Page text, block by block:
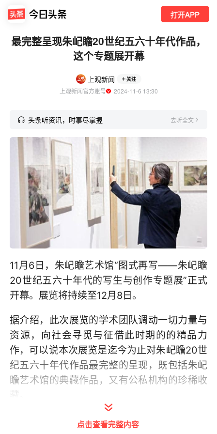
打开APP
最完整呈现朱屺瞻20世纪五六十年代作品，
这个专题展开幕
上观新闻 关注
上观新闻官方账号
  2024-11-6 13:30
头条听资讯，时事尽掌握 去听全文
11月6日，朱屺瞻艺术馆“图式再写——朱屺瞻
20世纪五六十年代的写生与创作专题展”正式
开幕。展览将持续至12月8日。
据介绍，此次展览的学术团队调动一切力量与
资源，向社会寻觅与征借此时期的的精品力
作，可以说本次展览是迄今为止对朱屺瞻20世
纪五六十年代作品最完整的呈现，既包括朱屺
瞻艺术馆的典藏作品，又有公私机构的珍稀收
藏。
展览共展出34件/组(96幅）作品，其中，“山
点击查看完整内容